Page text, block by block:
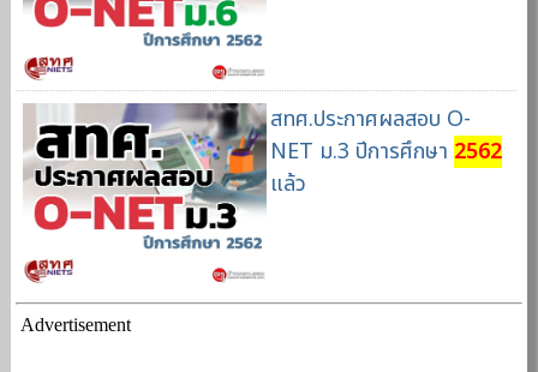
สทศ.ประกาศผลสอบ O-
NET ม.3 ปีการศึกษา 2562
แล้ว
Advertisement